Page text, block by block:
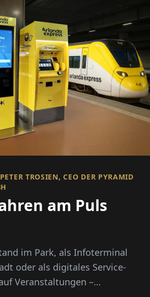
TROSIEN, CEO DER PYRAMID
am Puls
im Park, als Infoterminal
oder als digitales Service-
Veranstaltungen –